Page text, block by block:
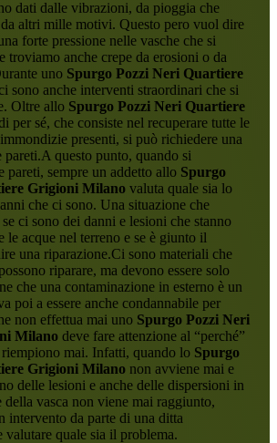
dati dalle vibrazioni, da pioggia che
altri mille motivi. Questo pero vuol dire
forte pressione nelle vasche che si
troviamo anche crepe da erosioni o da
uno Spurgo Pozzi Neri Quartiere
sono anche interventi straordinari che si
Oltre allo Spurgo Pozzi Neri Quartiere
per sé, che consiste nel recuperare tutte le
presenti, si può richiedere una
pareti.A questo punto, quando si
pareti, sempre un addetto allo Spurgo
Grigioni Milanovaluta quale sia lo
che ci sono. Una situazione che
ci sono dei danni e lesioni che stanno
le acque nel terreno e se è giunto il
una riparazione.Ci sono materiali che
riparare, ma devono essere solo
che una contaminazione in esterno è un
poi a essere anche condannabile per
non effettua mai uno Spurgo Pozzi Neri
Milanodeve fare attenzione al “perché”
mai. Infatti, quando lo Spurgo
Grigioni Milanonon avviene mai e
delle lesioni e anche delle dispersioni in
della vasca non viene mai raggiunto,
intervento da parte di una ditta
valutare quale sia il problema.